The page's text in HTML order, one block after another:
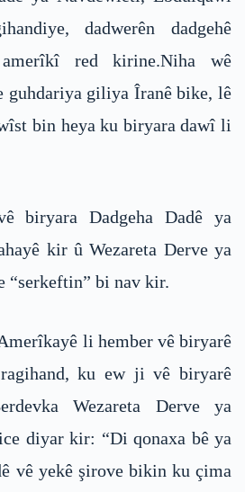
dadwerên dadgehê
red kirine.Niha wê
guhdariya giliya Îranê bike, lê
bin heya ku biryara dawî li
biryara Dadgeha Dadê ya
kir û Wezareta Derve ya
“serkeftin” bi nav kir.
li hember vê biryarê
ku ew ji vê biryarê
Wezareta Derve ya
diyar kir: “Di qonaxa bê ya
vê yekê şirove bikin ku çima